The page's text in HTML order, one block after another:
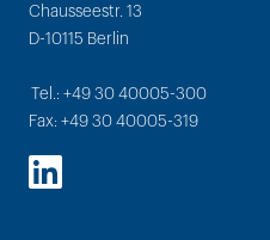
Chausseestr. 13
D-10115 Berlin
Tel.: +49 30 40005-300
Fax: +49 30 40005-319
LinkedIn